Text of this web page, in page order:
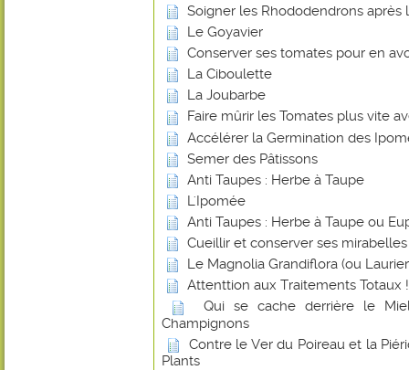
Soigner les Rhododendrons après
Le Goyavier
Conserver ses tomates pour en
La Ciboulette
La Joubarbe
Faire mûrir les Tomates plus vite
Accélérer la Germination des
Semer des Pâtissons
Anti Taupes : Herbe à Taupe
L'Ipomée
Anti Taupes : Herbe à Taupe ou
Cueillir et conserver ses mirabelles
Le Magnolia Grandiflora (ou
Attenttion aux Traitements Totaux !
Qui se cache derrière le
Champignons
Contre le Ver du Poireau et la
Plants